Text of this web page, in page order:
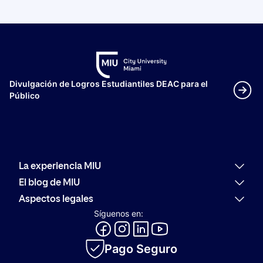
Divulgación de Logros Estudiantiles DEAC para el
Público
La experiencia MIU
Por qué MIU
Alumni
Orientación Profesional
Evolución del Logotipo de MIU
Catálogo académico
El blog de MIU
Últimas noticias
Aspectos legales
Política de reembolso
Código de conducta
Canal de consultas y denuncias
Política de privacidad
Síguenos en:
Pago Seguro